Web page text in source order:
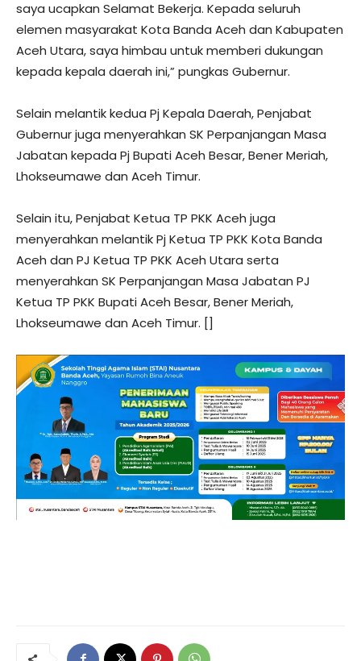
saya ucapkan Selamat Bekerja. Kepada seluruh
elemen masyarakat Kota Banda Aceh dan Kabupaten
Aceh Utara, saya himbau untuk memberi dukungan
kepada kepala daerah ini,” pungkas Gubernur.
Selain melantik kedua Pj Kepala Daerah, Penjabat
Gubernur juga menyerahkan SK Perpanjangan Masa
Jabatan kepada Pj Bupati Aceh Besar, Bener Meriah,
Lhokseumawe dan Aceh Timur.
Selain itu, Penjabat Ketua TP PKK Aceh juga
menyerahkan melantik Pj Ketua TP PKK Kota Banda
Aceh dan PJ Ketua TP PKK Aceh Utara serta
menyerahkan SK Perpanjangan Masa Jabatan PJ
Ketua TP PKK Bupati Aceh Besar, Bener Meriah,
Lhokseumawe dan Aceh Timur. []